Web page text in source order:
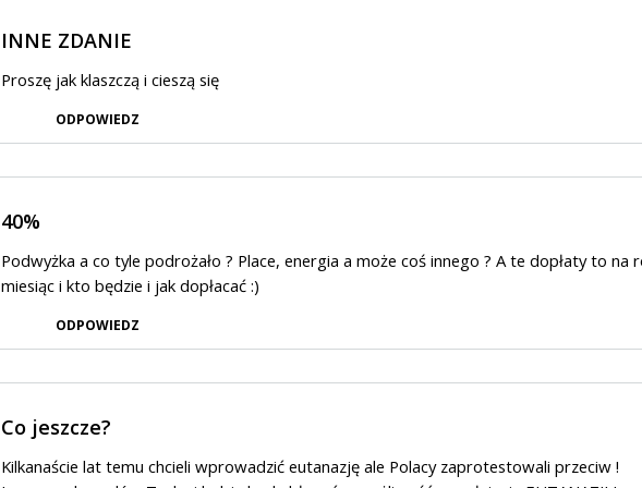
INNE ZDANIE
Proszę jak klaszczą i cieszą się
ODPOWIEDZ
40%
Podwyżka a co tyle podrożało ? Place, energia a może coś innego ? A te dopłaty to na
miesiąc i kto będzie i jak dopłacać :)
ODPOWIEDZ
Co jeszcze?
Kilkanaście lat temu chcieli wprowadzić eutanazję ale Polacy zaprotestowali przeciw !